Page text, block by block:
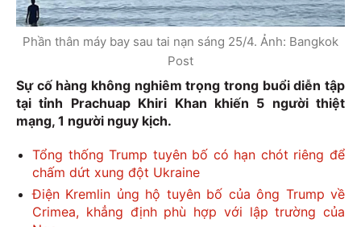
Phần thân máy bay sau tai nạn sáng 25/4. Ảnh: Bangkok
Post
Sự cố hàng không nghiêm trọng trong buổi diễn tập
tại tỉnh Prachuap Khiri Khan khiến 5 người thiệt
mạng, 1 người nguy kịch.
Tổng thống Trump tuyên bố có hạn chót riêng để
chấm dứt xung đột Ukraine
Điện Kremlin ủng hộ tuyên bố của ông Trump về
Crimea, khẳng định phù hợp với lập trường của